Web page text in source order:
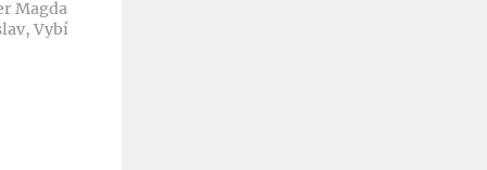
Magdalena,
Vybíral